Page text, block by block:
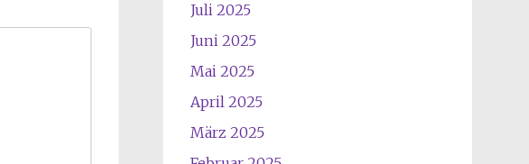
Juli 2025
Juni 2025
Mai 2025
April 2025
März 2025